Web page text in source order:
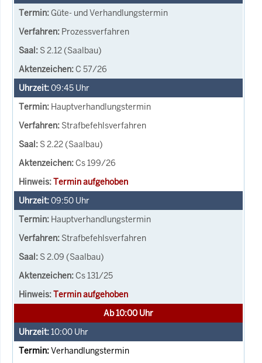
Güte- und Verhandlungstermin
Prozessverfahren
S 2.12 (Saalbau)
C 57/26
09:45 Uhr
Hauptverhandlungstermin
Strafbefehlsverfahren
S 2.22 (Saalbau)
Cs 199/26
Termin aufgehoben
09:50 Uhr
Hauptverhandlungstermin
Strafbefehlsverfahren
S 2.09 (Saalbau)
Cs 131/25
Termin aufgehoben
Ab 10:00 Uhr
10:00 Uhr
Verhandlungstermin